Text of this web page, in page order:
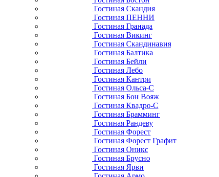
Гостиная Скандия
Гостиная ПЕННИ
Гостиная Гранада
Гостиная Викинг
Гостиная Скандинавия
Гостиная Балтика
Гостиная Бейли
Гостиная Лебо
Гостиная Кантри
Гостиная Ольса-С
Гостиная Бон Вояж
Гостиная Квадро-С
Гостиная Брамминг
Гостиная Рандеву
Гостиная Форест
Гостиная Форест Графит
Гостиная Оникс
Гостиная Брусно
Гостиная Ярви